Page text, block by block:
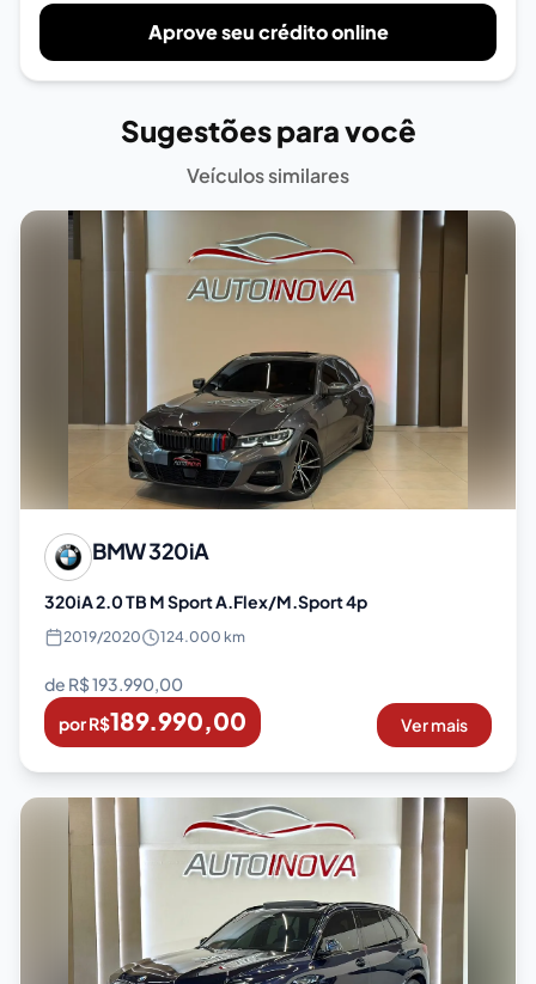
Aprove seu crédito online
Sugestões para você
Veículos similares
BMW320iA
320iA 2.0 TB M Sport A.Flex/M.Sport 4p
2019/2020 124.000 km
de R$193.990,00
por R$189.990,00 Ver mais